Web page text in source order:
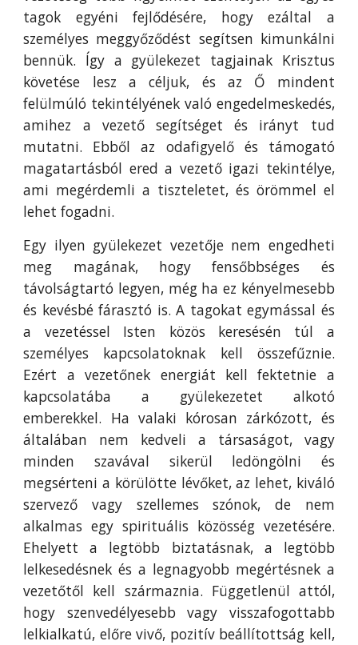
tagok egyéni fejlődésére, hogy ezáltal a
személyes meggyőződést segítsen kimunkálni
bennük. Így a gyülekezet tagjainak Krisztus
követése lesz a céljuk, és az Ő mindent
felülmúló tekintélyének való engedelmeskedés,
amihez a vezető segítséget és irányt tud
mutatni. Ebből az odafigyelő és támogató
magatartásból ered a vezető igazi tekintélye,
ami megérdemli a tiszteletet, és örömmel el
lehet fogadni.
Egy ilyen gyülekezet vezetője nem engedheti
meg magának, hogy fensőbbséges és
távolságtartó legyen, még ha ez kényelmesebb
és kevésbé fárasztó is. A tagokat egymással és
a vezetéssel Isten közös keresésén túl a
személyes kapcsolatoknak kell összefűznie.
Ezért a vezetőnek energiát kell fektetnie a
kapcsolatába a gyülekezetet alkotó
emberekkel. Ha valaki kórosan zárkózott, és
általában nem kedveli a társaságot, vagy
minden szavával sikerül ledöngölni és
megsérteni a körülötte lévőket, az lehet, kiváló
szervező vagy szellemes szónok, de nem
alkalmas egy spirituális közösség vezetésére.
Ehelyett a legtöbb biztatásnak, a legtöbb
lelkesedésnek és a legnagyobb megértésnek a
vezetőtől kell származnia. Függetlenül attól,
hogy szenvedélyesebb vagy visszafogottabb
lelkialkatú, előre vivő, pozitív beállítottság kell,